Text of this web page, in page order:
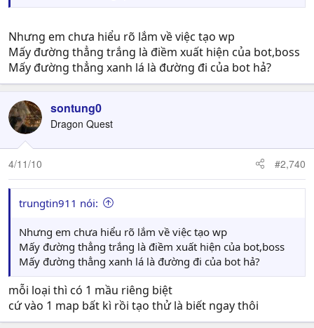
Nhưng em chưa hiểu rõ lắm về việc tạo wp
Mấy đường thẳng trắng là điềm xuất hiện của bot,boss
Mấy đường thẳng xanh lá là đường đi của bot hả?
sontung0
Dragon Quest
4/11/10 #2,740
trungtin911 nói:
Nhưng em chưa hiểu rõ lắm về việc tạo wp
Mấy đường thẳng trắng là điềm xuất hiện của bot,boss
Mấy đường thẳng xanh lá là đường đi của bot hả?
mỗi loại thì có 1 mầu riêng biệt
cứ vào 1 map bất kì rồi tạo thử là biết ngay thôi